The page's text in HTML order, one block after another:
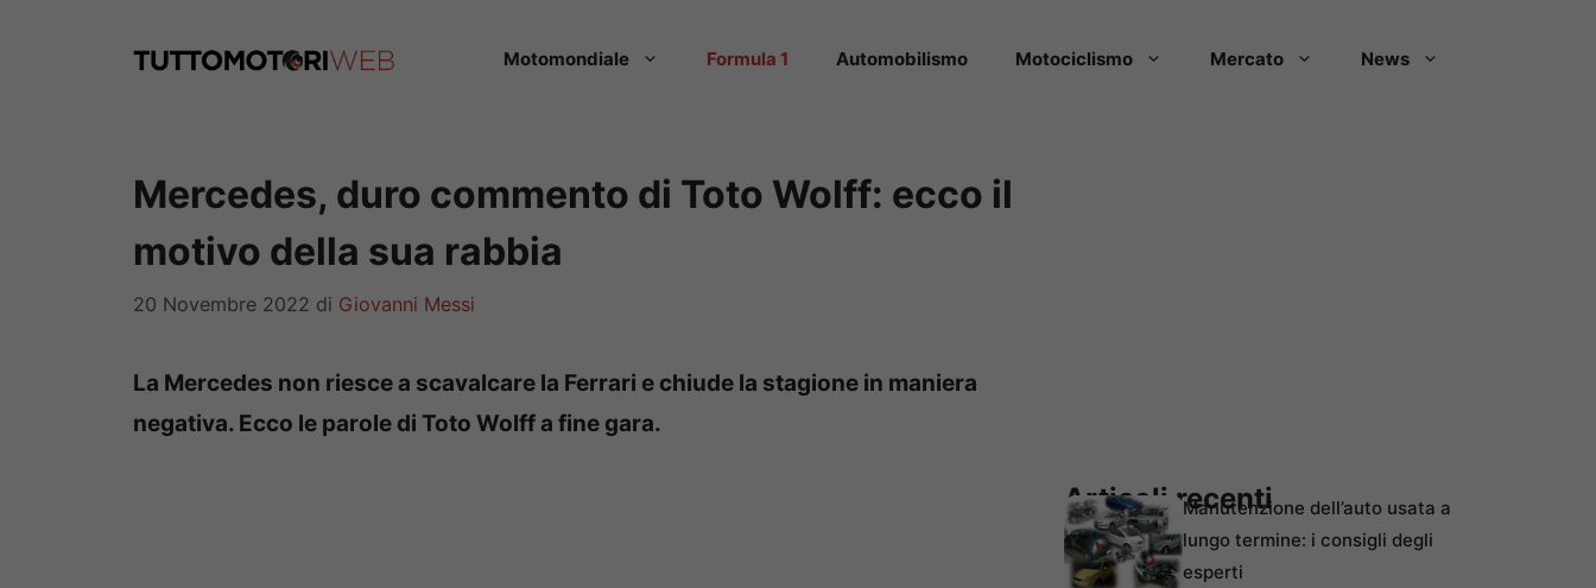
Motomondiale Formula 1 Automobilismo Motociclismo Mercato News
Mercedes, duro commento di Toto Wolff: ecco il
motivo della sua rabbia
20 Novembre 2022 di Giovanni Messi
La Mercedes non riesce a scavalcare la Ferrari e chiude la stagione in maniera
negativa. Ecco le parole di Toto Wolff a fine gara.
Articoli recentiManutenzione dell’auto usata a
lungo termine: i consigli degli
esperti